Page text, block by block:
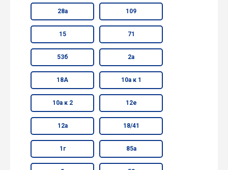
28а 109
15 71
53б 2а
18А 10а к 1
10а к 2 12е
12а 18/41
1г 85а